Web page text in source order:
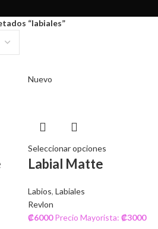
“labiales”
Nuevo
Seleccionar opciones
Labial Matte
Labios, Labiales
Revlon
₡6000 Precio Mayorista: ₡3000